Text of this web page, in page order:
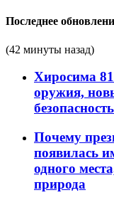
Последнее
(42 минуты назад)
Хиросима 81
оружия,
Почему
появилась
одного
природа